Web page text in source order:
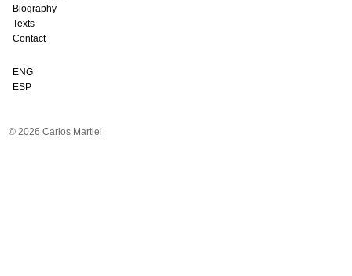
Biography
Texts
Contact
ENG
ESP
© 2026 Carlos Martiel